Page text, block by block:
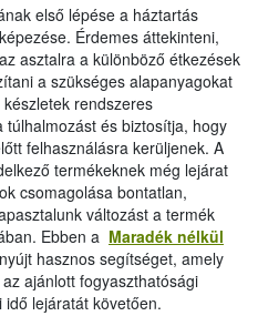
első lépése a háztartás
Érdemes áttekinteni,
asztalra a különböző étkezések
a szükséges alapanyagokat
rendszeres
és biztosítja, hogy
felhasználásra kerüljenek. A
termékeknek még lejárat
csomagolása bontatlan,
változást a termék
Ebben a Maradék nélkül
nyújt hasznos segítséget, amely
ajánlott fogyaszthatósági
lejáratát követően.